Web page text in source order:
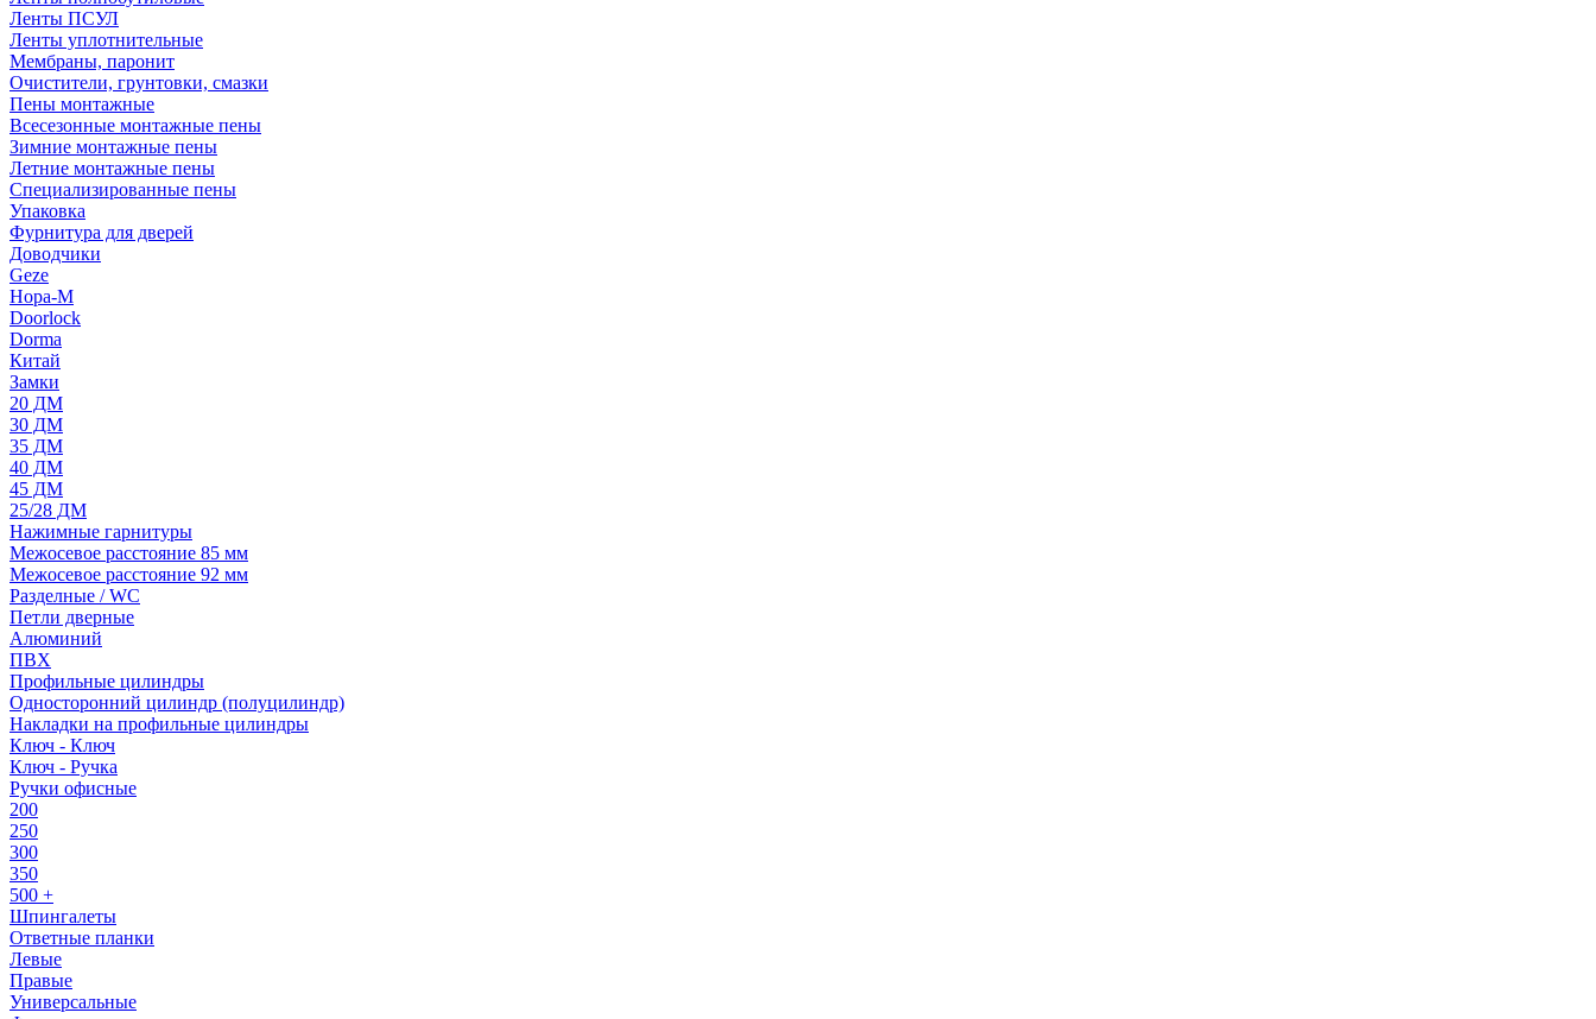
Ленты ПСУЛ
Ленты уплотнительные
Мембраны, паронит
Очистители, грунтовки, смазки
Пены монтажные
Всесезонные монтажные пены
Зимние монтажные пены
Летние монтажные пены
Специализированные пены
Упаковка
Фурнитура для дверей
Доводчики
Geze
Нора-М
Doorlock
Dorma
Китай
Замки
20 ДМ
30 ДМ
35 ДМ
40 ДМ
45 ДМ
25/28 ДМ
Нажимные гарнитуры
Межосевое расстояние 85 мм
Межосевое расстояние 92 мм
Разделные / WC
Петли дверные
Алюминий
ПВХ
Профильные цилиндры
Односторонний цилиндр (полуцилиндр)
Накладки на профильные цилиндры
Ключ - Ключ
Ключ - Ручка
Ручки офисные
200
250
300
350
500 +
Шпингалеты
Ответные планки
Левые
Правые
Универсальные